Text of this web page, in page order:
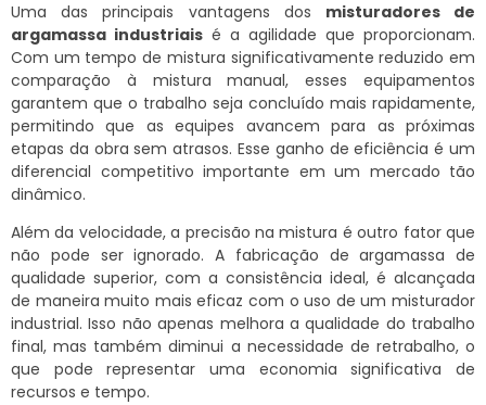
Uma das principais vantagens dos misturadores de
argamassa industriais é a agilidade que proporcionam.
Com um tempo de mistura significativamente reduzido em
comparação à mistura manual, esses equipamentos
garantem que o trabalho seja concluído mais rapidamente,
permitindo que as equipes avancem para as próximas
etapas da obra sem atrasos. Esse ganho de eficiência é um
diferencial competitivo importante em um mercado tão
dinâmico.
Além da velocidade, a precisão na mistura é outro fator que
não pode ser ignorado. A fabricação de argamassa de
qualidade superior, com a consistência ideal, é alcançada
de maneira muito mais eficaz com o uso de um misturador
industrial. Isso não apenas melhora a qualidade do trabalho
final, mas também diminui a necessidade de retrabalho, o
que pode representar uma economia significativa de
recursos e tempo.